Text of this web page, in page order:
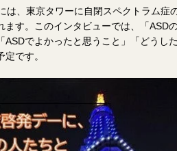
は、東京タワーに自閉スペクトラム症
す。このインタビューでは、「ASD
ASDでよかったと思うこと」「どうし
です。